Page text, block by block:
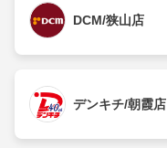
DCM/狭山店
デンキチ/朝霞店